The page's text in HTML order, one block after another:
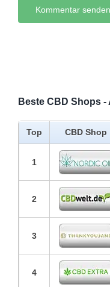
Beste CBD Shops -
Top CBD Shop
1
2
3
4